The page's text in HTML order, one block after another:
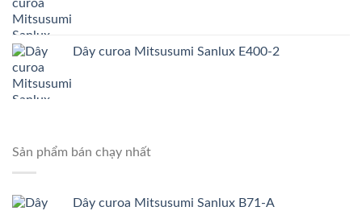
Dây curoa Mitsusumi Sanlux E400-2
Sản phẩm bán chạy nhất
Dây curoa Mitsusumi Sanlux B71-A